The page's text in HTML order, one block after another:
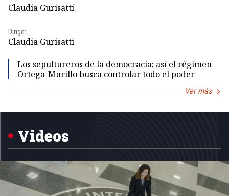
Claudia Gurisatti
Dirige:
Claudia Gurisatti
Los sepultureros de la democracia: así el régimen
Ortega-Murillo busca controlar todo el poder
Ver más
Videos